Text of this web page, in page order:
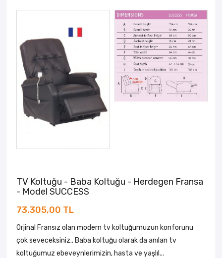
TV Koltuğu - Baba Koltuğu - Herdegen Fransa
- Model SUCCESS
73.305,00 TL
Orjinal Fransız olan modern tv koltuğumuzun konforunu
çok seveceksiniz.. Baba koltuğu olarak da anılan tv
koltuğumuz ebeveynlerimizin, hasta ve yaşlıl...